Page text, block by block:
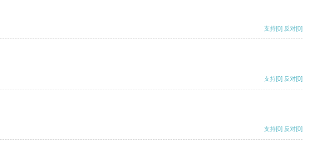
支持[0] 反对[0]
支持[0] 反对[0]
支持[0] 反对[0]